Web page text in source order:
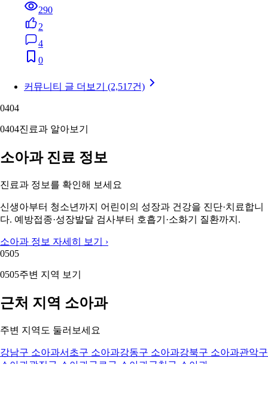
290
2
4
0
커뮤니티 글 더보기 (2,517건)
0404
0404진료과 알아보기
소아과 진료 정보
진료과 정보를 확인해 보세요
신생아부터 청소년까지 어린이의 성장과 건강을 진단·치료합니
다. 예방접종·성장발달 검사부터 호흡기·소화기 질환까지.
소아과 정보 자세히 보기 ›
0505
0505주변 지역 보기
근처 지역 소아과
주변 지역도 둘러보세요
강남구 소아과서초구 소아과강동구 소아과강북구 소아과관악구
소아과 광진구 소아과 구로구 소아과 금천구 소아과